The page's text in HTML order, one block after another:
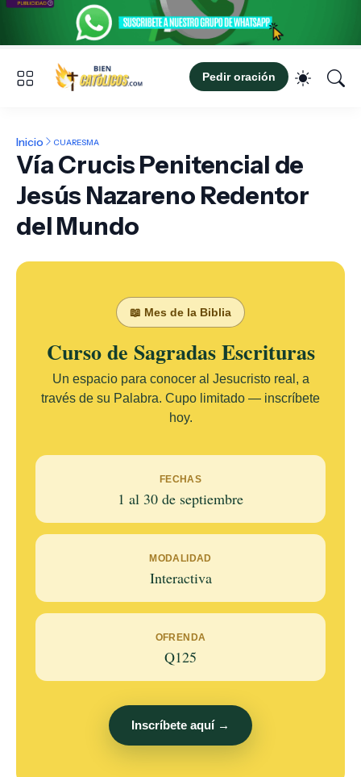
Pedir oración
Inicio CUARESMA
Vía Crucis Penitencial de
Jesús Nazareno Redentor
del Mundo
📖 Mes de la Biblia
Curso de Sagradas Escrituras
Un espacio para conocer al Jesucristo real, a
través de su Palabra. Cupo limitado — inscríbete
hoy.
FECHAS
1 al 30 de septiembre
MODALIDAD
Interactiva
OFRENDA
Q125
Inscríbete aquí →